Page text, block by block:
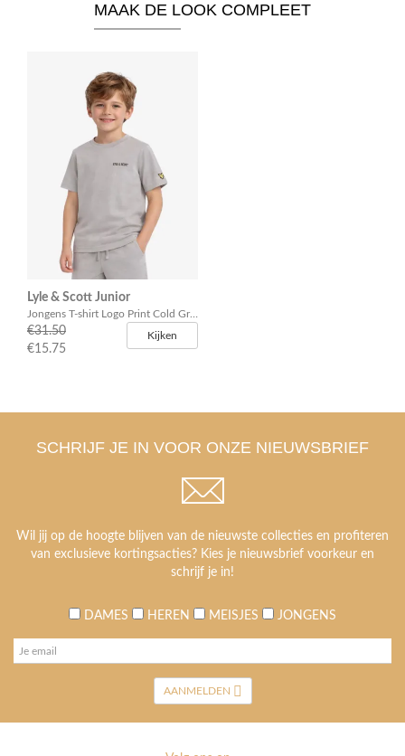
MAAK DE LOOK COMPLEET
Lyle & Scott Junior
Jongens T-shirt Logo Print Cold Grijs
€31.50
€15.75
Kijken
SCHRIJF JE IN VOOR ONZE NIEUWSBRIEF
Wil jij op de hoogte blijven van de nieuwste collecties en profiteren
van exclusieve kortingsacties? Kies je nieuwsbrief voorkeur en
schrijf je in!
DAMES HEREN MEISJES JONGENS
AANMELDEN